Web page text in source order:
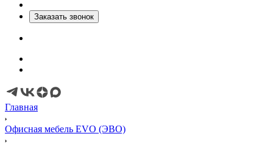
Заказать звонок
Главная
Офисная мебель EVO (ЭВО)